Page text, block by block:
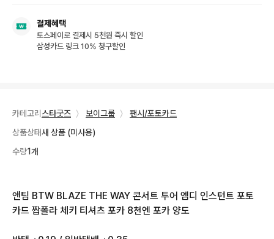
결제혜택
토스페이로 결제시 5천원 즉시 할인
삼성카드 링크 10% 청구할인
카테고리 스타굿즈 〉 보이그룹 〉
팬시/포토카드
상품상태새 상품 (미사용)
수량1개
앤팀 BTW BLAZE THE WAY 콘서트 투어 엠디 인스턴트 포토
카드 짭폴라 체키 티셔츠 포카 8천엔 포카 양도